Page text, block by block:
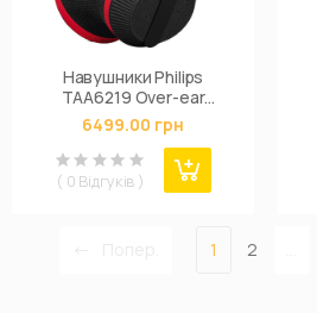
Навушники Philips
TAA6219 Over-ear
Wireless Mic Black
(TAA6219BK/00)
6499.00 грн
( 0 Відгуків )
1 2